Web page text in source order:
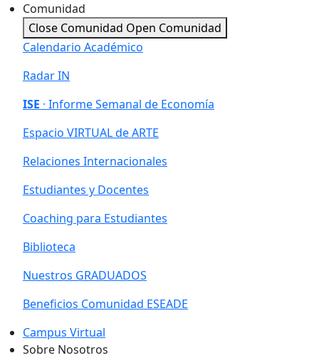
Comunidad
Close Comunidad Open Comunidad
Calendario Académico
Radar IN
ISE · Informe Semanal de Economía
Espacio VIRTUAL de ARTE
Relaciones Internacionales
Estudiantes y Docentes
Coaching para Estudiantes
Biblioteca
Nuestros GRADUADOS
Beneficios Comunidad ESEADE
Campus Virtual
Sobre Nosotros